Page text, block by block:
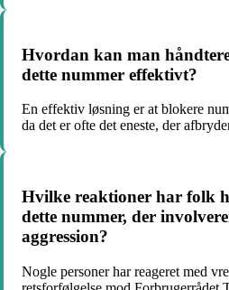
Hvordan kan man
dette nummer effektivt?
En effektiv løsning er at blokere
da det er ofte det eneste, der
Hvilke reaktioner har folk
dette nummer, der
aggression?
Nogle personer har reageret med